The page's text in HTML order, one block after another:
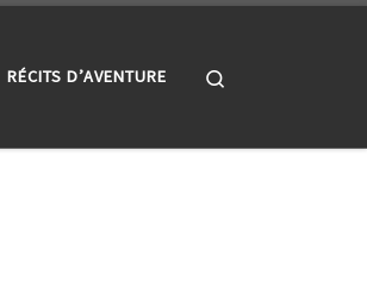
RÉCITS D’AVENTURE